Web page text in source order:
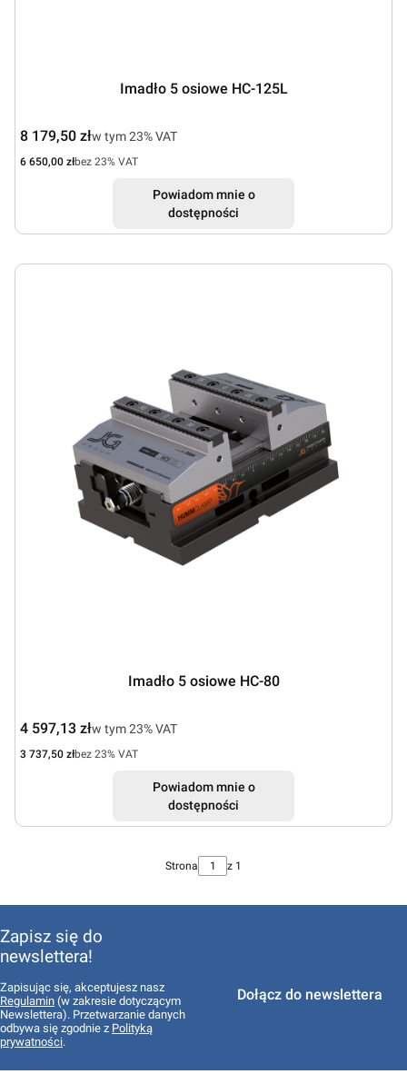
Imadło 5 osiowe HC-125L
Cena brutto
8 179,50 złw tym %s VAT
w tym23%VAT
Cena netto
6 650,00 złbez 23% VAT
Powiadom mnie o
dostępności
Imadło 5 osiowe HC-80
Cena brutto
4 597,13 złw tym %s VAT
w tym23%VAT
Cena netto
3 737,50 złbez 23% VAT
Powiadom mnie o
dostępności
Strona z 1
Zapisz się do
newslettera!
Zapisując się, akceptujesz nasz
Regulamin (w zakresie dotyczącym
Newslettera). Przetwarzanie danych
odbywa się zgodnie z Polityką
prywatności.
Dołącz do newslettera